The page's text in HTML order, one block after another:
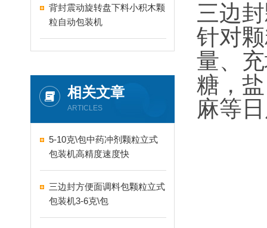
背封震动旋转盘下料小积木颗
粒自动包装机
相关文章
ARTICLES
5-10克\包中药冲剂颗粒立式
包装机高精度速度快
三边封方便面调料包颗粒立式
包装机3-6克\包
三边
针对
量、
糖，
麻等